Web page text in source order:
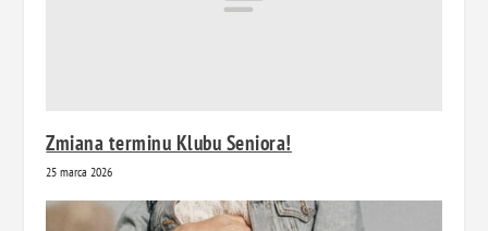
Zmiana terminu Klubu Seniora!
25 marca 2026